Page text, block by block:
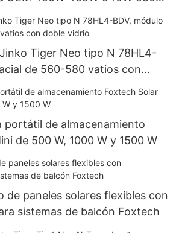
a buen precio
Tiger Neo tipo N 78HL4-
de 560-580 vatios con
portátil de almacenamiento
de 500 W, 1000 W y 1500 W
de paneles solares flexibles con
sistemas de balcón Foxtech